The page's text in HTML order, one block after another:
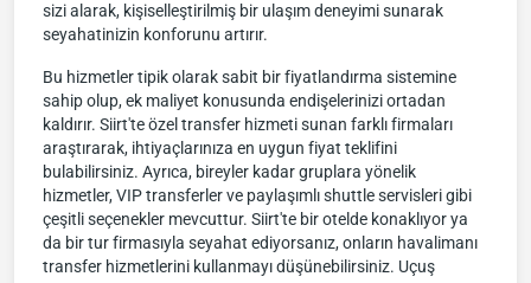
sizi alarak, kişiselleştirilmiş bir ulaşım deneyimi sunarak
seyahatinizin konforunu artırır.
Bu hizmetler tipik olarak sabit bir fiyatlandırma sistemine
sahip olup, ek maliyet konusunda endişelerinizi ortadan
kaldırır. Siirt'te özel transfer hizmeti sunan farklı firmaları
araştırarak, ihtiyaçlarınıza en uygun fiyat teklifini
bulabilirsiniz. Ayrıca, bireyler kadar gruplara yönelik
hizmetler, VIP transferler ve paylaşımlı shuttle servisleri gibi
çeşitli seçenekler mevcuttur. Siirt'te bir otelde konaklıyor ya
da bir tur firmasıyla seyahat ediyorsanız, onların havalimanı
transfer hizmetlerini kullanmayı düşünebilirsiniz. Uçuş